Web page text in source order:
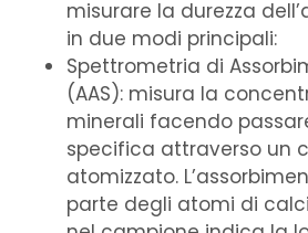
misurare la durezza
in due modi principali:
Spettrometria di
(AAS): misura la
minerali facendo
specifica attraverso un
atomizzato.
parte degli atomi di